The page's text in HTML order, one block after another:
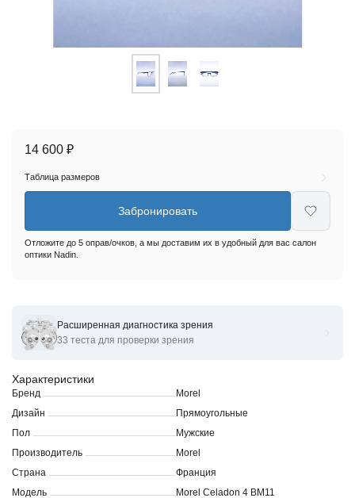
Оправы для очков корригирующих Morel Celadon 4
Характеристики
Бренд
Morel
Дизайн
Прямоугольные
Пол
Мужские
Производитель
Morel
Страна
Франция
Модель
Morel Celadon 4 BM11
14 600 ₽
Таблица размеров
Забронировать
Отложите до 5 оправ/очков, а мы доставим их в удобный для вас салон
оптики Nadin.
Расширенная диагностика зрения
33 теста для проверки зрения